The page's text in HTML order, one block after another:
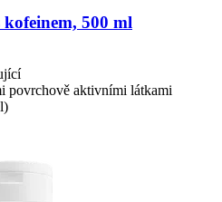
kofeinem, 500 ml
povrchově aktivními látkami